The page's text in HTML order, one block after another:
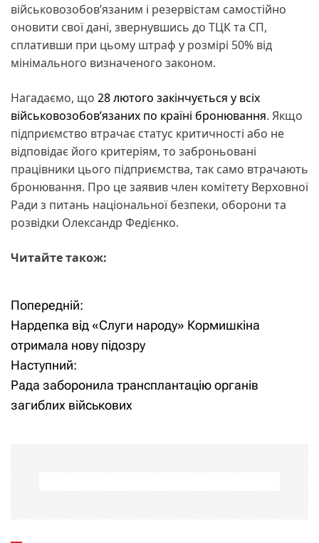
військовозобов’язаним і резервістам самостійно
оновити свої дані, звернувшись до ТЦК та СП,
сплативши при цьому штраф у розмірі 50% від
мінімального визначеного законом.
Нагадаємо, що 28 лютого закінчується у всіх
військовозобовʼязаних по країні бронювання. Якщо
підприємство втрачає статус критичності або не
відповідає його критеріям, то заброньовані
працівники цього підприємства, так само втрачають
бронювання. Про це заявив член комітету Верховної
Ради з питань національної безпеки, оборони та
розвідки Олександр Федієнко.
Читайте також:
Н
а
в
і
а
ц
і
Попередній:
Нардепка від «Слуги народу» Кормишкіна
отримала нову підозру
Наступний:
Рада заборонила трансплантацію органів
загиблих військових